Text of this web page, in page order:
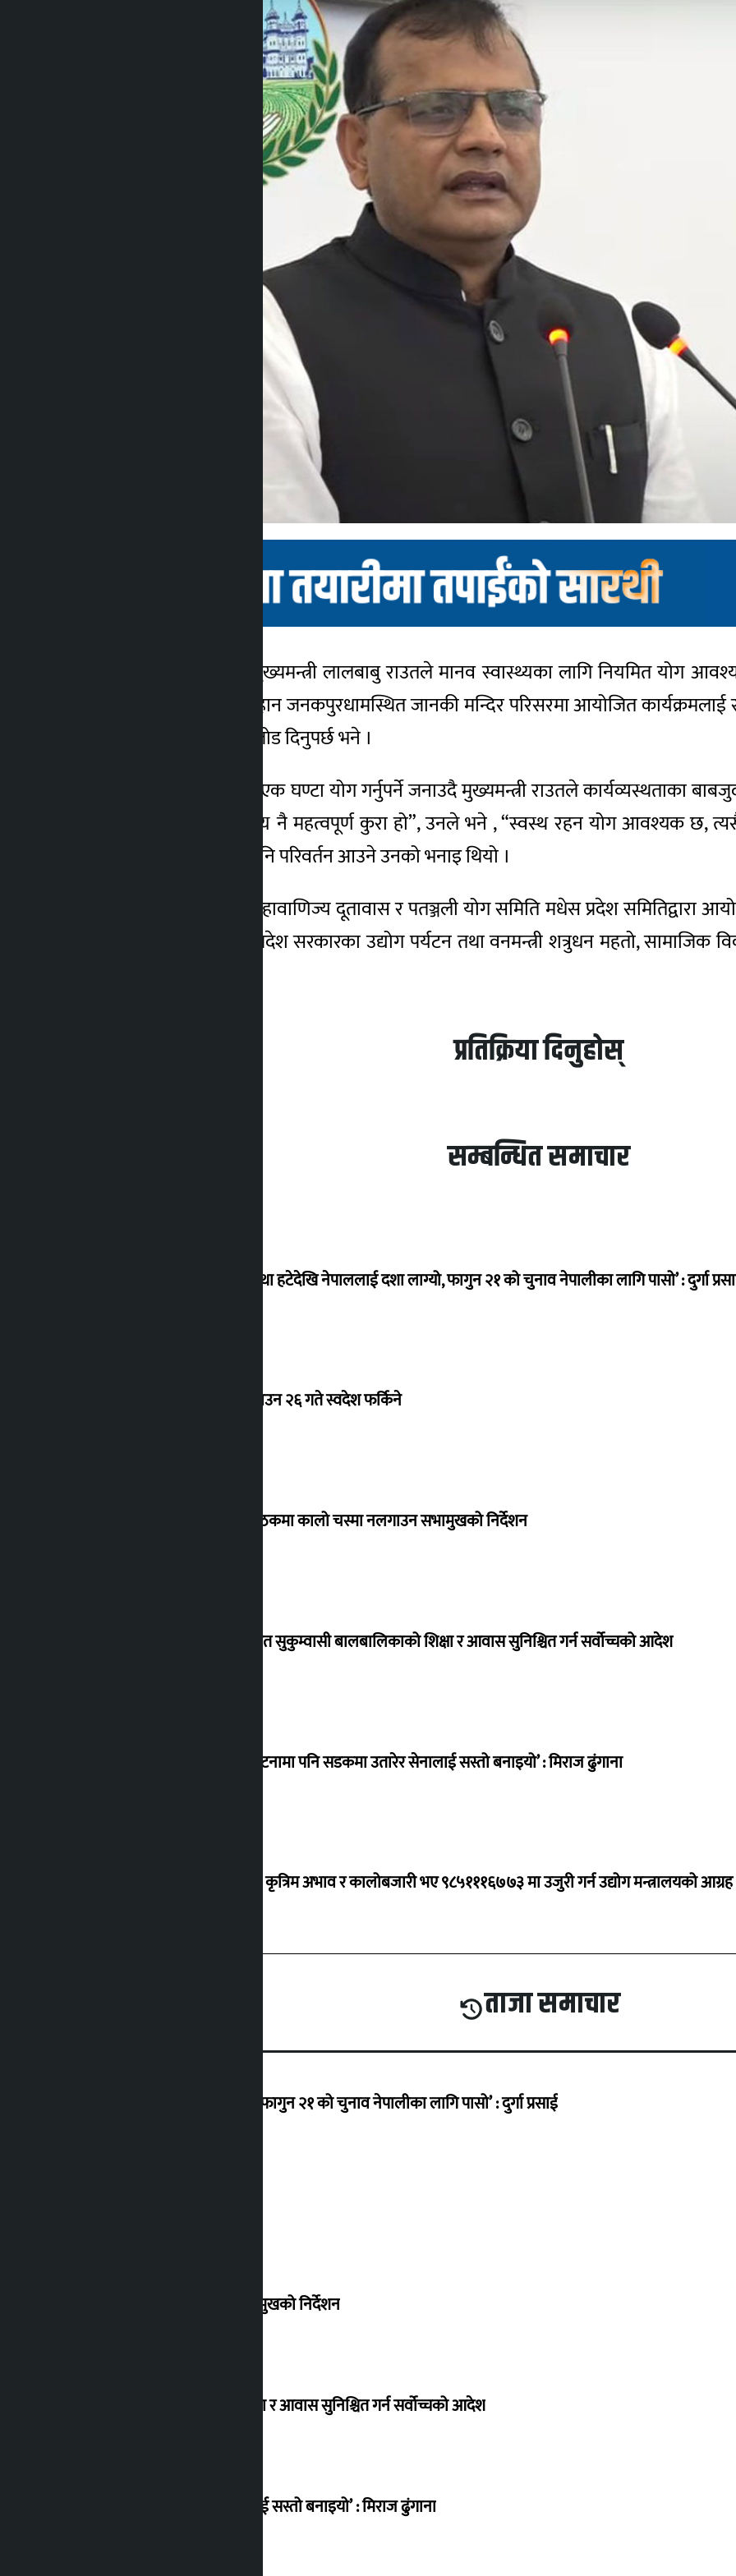
जनकपुर । मधेस प्रदेशका मुख्यमन्त्री लालबाबु राउतले मानव स्वास्थ्यका लागि नियमित योग
दिवसका अवसरमा आज बिहान जनकपुरधामस्थित जानकी मन्दिर परिसरमा आयोजित
राख्ने भएकाले योग शिक्षामा जोड दिनुपर्छ भने ।
स्वस्थ्य रहन मानवले दैनिक एक घण्टा योग गर्नुपर्ने जनाउदै मुख्यमन्त्री राउतले कार्यव्यस्थताका
योग गर्नुपर्ने बताए । “स्वास्थ्य नै महत्वपूर्ण कुरा हो”, उनले भने , “स्वस्थ रहन योग आवश्यक छ,
स्वस्थसँगै सोच र विचारमा पनि परिवर्तन आउने उनको भनाइ थियो ।
पर्सा वीरगञ्जस्थित भारतीय महावाणिज्य दूतावास र पतञ्जली योग समिति मधेस प्रदेश समितिद्वारा
प्रमुख हरिशङ्कर मिश्र, मधेस प्रदेश सरकारका उद्योग पर्यटन तथा वनमन्त्री शत्रुधन महतो,
प्रतिक्रिया दिनुहोस्
सम्बन्धित समाचार
‘राजसंस्था हटेदेखि नेपाललाई दशा लाग्यो, फागुन २१ को चुनाव नेपालीका लागि पासो’ : दुर्गा
देउवा साउन २६ गते स्वदेश फर्किने
संसद् बैठकमा कालो चस्मा नलगाउन सभामुखको निर्देशन
विस्थापित सुकुम्वासी बालबालिकाको शिक्षा र आवास सुनिश्चित गर्न सर्वोच्चको आदेश
‘सानो घटनामा पनि सडकमा उतारेर सेनालाई सस्तो बनाइयो’ : मिराज ढुंगाना
ग्यासको कृत्रिम अभाव र कालोबजारी भए ९८५१११६७७३ मा उजुरी गर्न उद्योग मन्त्रालयको आग्रह
ताजा समाचार
‘राजसंस्था हटेदेखि नेपाललाई दशा लाग्यो, फागुन २१ को चुनाव नेपालीका लागि पासो’ : दुर्गा प्रसाई
संसद् बैठकमा कालो चस्मा नलगाउन सभामुखको निर्देशन
विस्थापित सुकुम्वासी बालबालिकाको शिक्षा र आवास सुनिश्चित गर्न सर्वोच्चको आदेश
‘सानो घटनामा पनि सडकमा उतारेर सेनालाई सस्तो बनाइयो’ : मिराज ढुंगाना